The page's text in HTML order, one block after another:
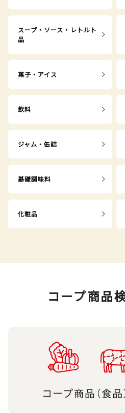
スープ・ソース・レトルト
品
菓子・アイス
飲料
ジャム・缶詰
基礎調味料
化粧品
コープ商品